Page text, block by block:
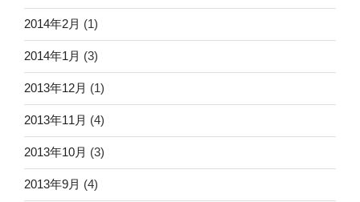
2014年2月 (1)
2014年1月 (3)
2013年12月 (1)
2013年11月 (4)
2013年10月 (3)
2013年9月 (4)